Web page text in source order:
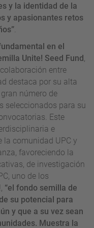
y la identidad de la
y apasionantes retos
.
en el
Unite! Seed Fund ,
entre
destaca por su alta
número de
seleccionados para su
Este
e
la comunidad UPC y
favoreciendo la
de investigación
uno de los
“el fondo semilla de
su potencial para
y que a su vez sean
Muestra la